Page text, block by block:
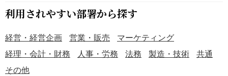
利用されやすい部署から探す
経営・経営企画 営業・販売
マーケティング
経理・会計・財務
人事・労務 法務 製造・技術
共通
その他